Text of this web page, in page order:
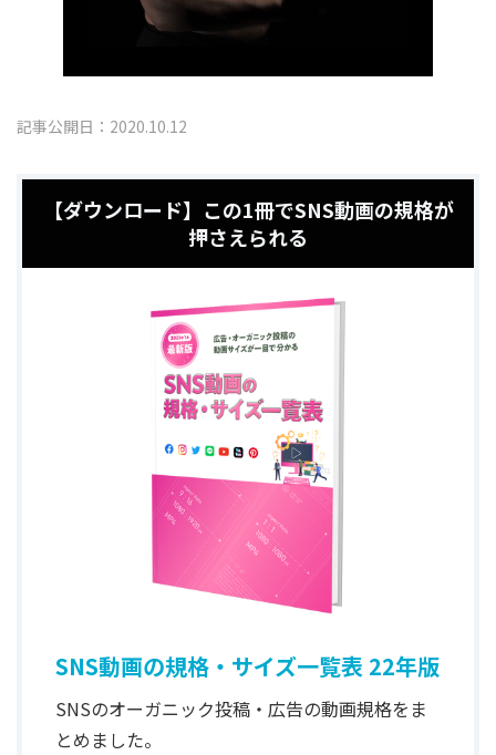
記事公開日：2020.10.12
【ダウンロード】この1冊でSNS動画の規格が
押さえられる
SNS動画の規格・サイズ一覧表 22年版
SNSのオーガニック投稿・広告の動画規格をま
とめました。